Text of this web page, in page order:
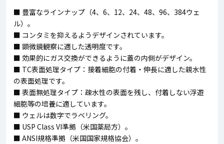
■ 豊富なラインナップ（4、6、12、24、48、96、384ウェ
ル）。
■ コンタミを抑えるようデザインされています。
■ 顕微鏡観察に適した透明度です。
■ 効果的にガス交換ができるように蓋の内側がデザイン。
■ TC表面処理タイプ：接着細胞の付着・伸長に適した親水性
の表面処理です。
■ 表面無処理タイプ：疎水性の表面を残し、付着しない浮遊
細胞等の培養に適しています。
■ ウェルは数字でラベリング。
■ USP Class VI準拠（米国薬局方）。
■ ANSI規格準拠（米国国家規格協会）。